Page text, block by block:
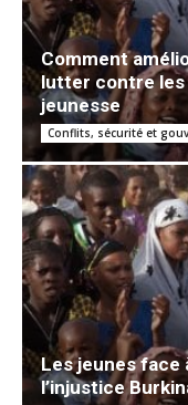
Comment
lutter contre les
jeunesse
Conflits, sécurité et
Les jeunes face
l’injustice